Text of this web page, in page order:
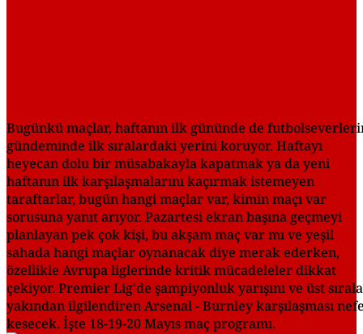
Bugünkü maçlar, haftanın ilk gününde de
gündeminde ilk sıralardaki yerini koruyor. Haftayı
heyecan dolu bir müsabakayla kapatmak ya da yeni
haftanın ilk karşılaşmalarını kaçırmak istemeyen
taraftarlar, bugün hangi maçlar var, kimin maçı var
sorusuna yanıt arıyor. Pazartesi ekran başına geçmeyi
planlayan pek çok kişi, bu akşam maç var mı ve yeşil
sahada hangi maçlar oynanacak diye merak ederken,
özellikle Avrupa liglerinde kritik mücadeleler dikkat
çekiyor. Premier Lig'de şampiyonluk yarışını ve üst
yakından ilgilendiren Arsenal - Burnley karşılaşması
kesecek. İşte 18-19-20 Mayıs maç programı.